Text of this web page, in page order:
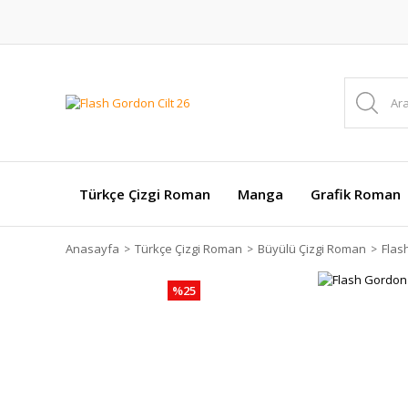
Türkçe Çizgi Roman Manga Grafik Roman
Anasayfa Türkçe Çizgi Roman Büyülü Çizgi Roman
%25